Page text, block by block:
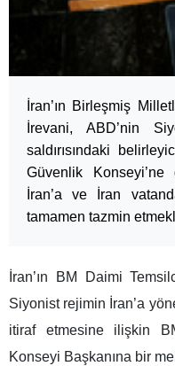
İran’ın Birleşmiş
İrevani, ABD’nin
saldırısındaki
Güvenlik
İran’a ve İran
tamamen tazmin
İran’ın BM Daimi
Siyonist rejimin İran’a
itiraf etmesine ilişkin
Konseyi Başkanına bir